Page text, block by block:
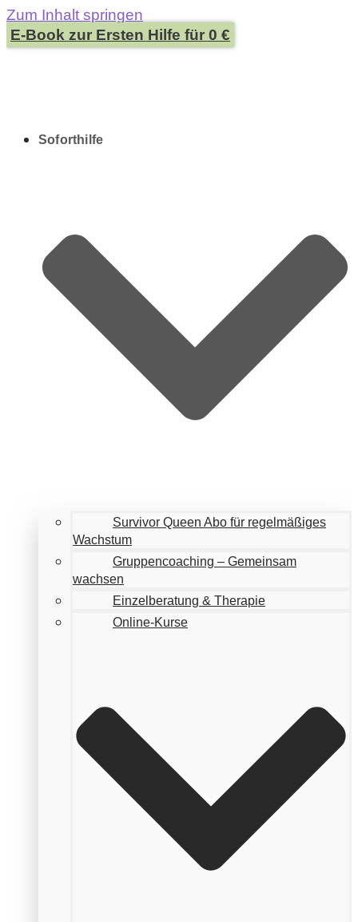
Zum Inhalt springen
E-Book zur Ersten Hilfe für 0 €
Soforthilfe
Survivor Queen Abo für regelmäßiges
Wachstum
Gruppencoaching – Gemeinsam
wachsen
Einzelberatung & Therapie
Online-Kurse